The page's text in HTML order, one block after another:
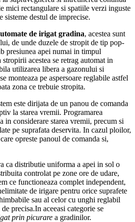
mici rectangulare si spatiile verzi inguste
destul de imprecise.
de irigat gradina, acestea sunt
de unde duzele de stropit de tip pop-
presiunea apei numai in timpul
acestea se retrag automat in
utilizarea libera a gazonului si
monteaza pe aspersoare reglabile astfel
zona ce trebuie stropita.
este dirijata de un panou de comanda
la starea vremii. Programarea
in considerare starea vremii, precum si
pe suprafata deservita. In cazul ploilor,
opreste panoul de comanda si,
ca distributie uniforma a apei in sol o
controlat pe zone ore de udare,
ce functioneaza complet independent,
de irigare pentru orice suprafete
sau al celor cu unghi reglabil
precisa.In aceeasi categorie se
prin picurare a gradinilor.